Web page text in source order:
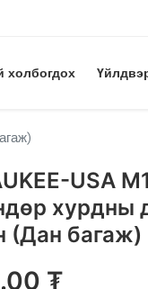
холбогдох
USA
(Дан багаж)
₮